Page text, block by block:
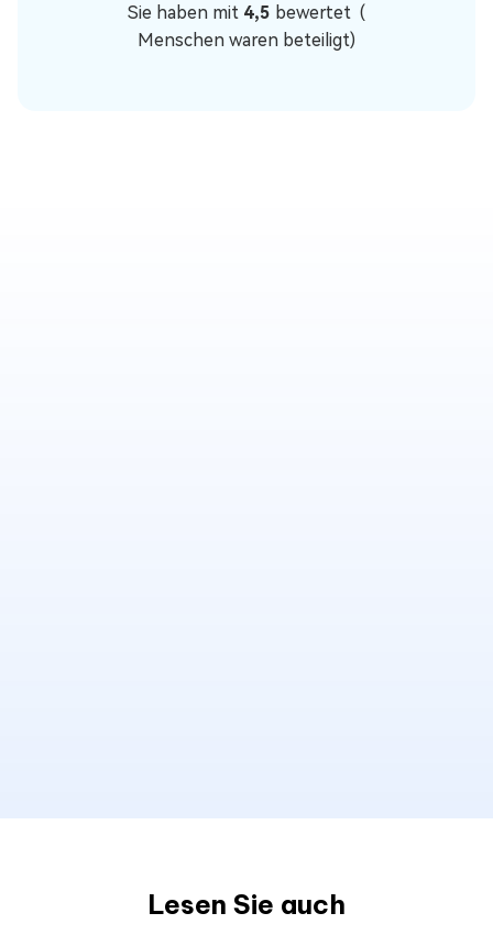
Sie haben mit 4,5 bewertet (
Menschen waren beteiligt)
Lesen Sie auch